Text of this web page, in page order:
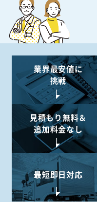
業界最安値に
挑戦
見積もり無料＆
追加料金なし
最短即日対応